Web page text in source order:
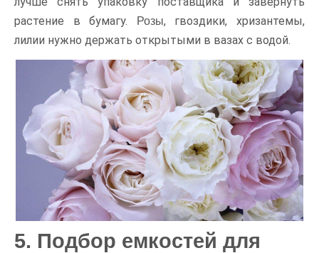
растение в бумагу.
Розы, гвоздики, хризантемы,
лилии нужно держать открытыми в вазах с водой.
5. Подбор емкостей для